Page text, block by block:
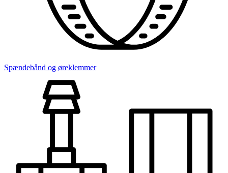
Spændebånd og øreklemmer